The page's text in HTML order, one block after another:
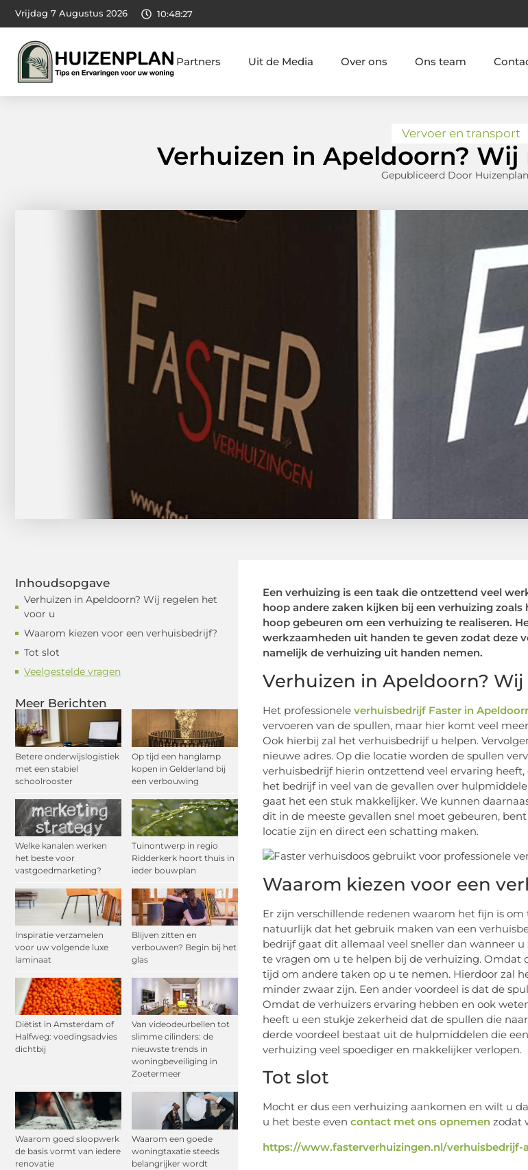
Vrijdag 7 Augustus 2026 10:48:28
Partners Uit de Media Over ons Ons team
Vervoer en transport
Verhuizen in Apeldoorn?
Gepubliceerd Door
Inhoudsopgave
Verhuizen in Apeldoorn? Wij regelen het
voor u
Waarom kiezen voor een verhuisbedrijf?
Tot slot
Veelgestelde vragen
Meer Berichten
Betere onderwijslogistiek
met een stabiel
schoolrooster
Op tijd een hanglamp
kopen in Gelderland bij
een verbouwing
Welke kanalen werken
het beste voor
vastgoedmarketing?
Tuinontwerp in regio
Ridderkerk hoort thuis in
ieder bouwplan
Inspiratie verzamelen
voor uw volgende luxe
laminaat
Blijven zitten en
verbouwen? Begin bij het
glas
Diëtist in Amsterdam of
Halfweg: voedingsadvies
dichtbij
Van videodeurbellen tot
slimme cilinders: de
nieuwste trends in
woningbeveiliging in
Zoetermeer
Waarom goed sloopwerk
de basis vormt van iedere
renovatie
Waarom een goede
woningtaxatie steeds
belangrijker wordt
Een verhuizing is een taak die ontzettend veel
hoop andere zaken kijken bij een verhuizing
hoop gebeuren om een verhuizing te realiseren.
werkzaamheden uit handen te geven zodat deze
namelijk de verhuizing uit handen nemen.
Verhuizen in Apeldoorn?
Het professionele verhuisbedrijf Faster in
vervoeren van de spullen, maar hier komt veel
Ook hierbij zal het verhuisbedrijf u helpen.
nieuwe adres. Op die locatie worden de spullen
verhuisbedrijf hierin ontzettend veel ervaring
het bedrijf in veel van de gevallen over
gaat het een stuk makkelijker. We kunnen
dit in de meeste gevallen snel moet gebeuren,
locatie zijn en direct een schatting maken.
Waarom kiezen voor een
Er zijn verschillende redenen waarom het fijn is
natuurlijk dat het gebruik maken van een
bedrijf gaat dit allemaal veel sneller dan wanneer
te vragen om u te helpen bij de verhuizing. Omdat
tijd om andere taken op u te nemen. Hierdoor zal
minder zwaar zijn. Een ander voordeel is dat de
Omdat de verhuizers ervaring hebben en ook
heeft u een stukje zekerheid dat de spullen die
derde voordeel bestaat uit de hulpmiddelen die
verhuizing veel spoediger en makkelijker verlopen.
Tot slot
Mocht er dus een verhuizing aankomen en wilt u
u het beste even contact met ons opnemen zodat
https://www.fasterverhuizingen.nl/verhuisbedrijf-